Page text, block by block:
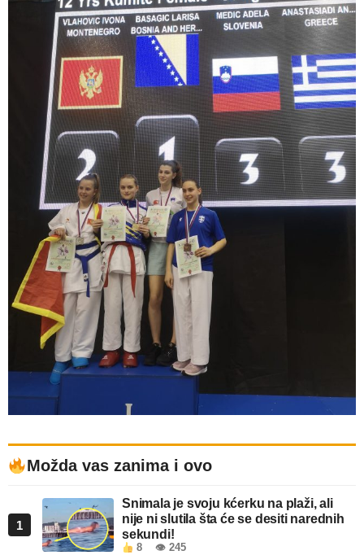
Možda vas zanima i ovo
1
Snimala je svoju kćerku na plaži, ali
nije ni slutila šta će se desiti narednih
sekundi!
8 👁 245